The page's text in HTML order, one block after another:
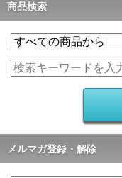
商品検索
メルマガ登録・解除